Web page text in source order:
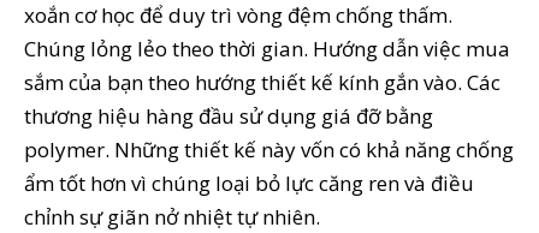
xoắn cơ học để duy trì vòng đệm chống thấm.
Chúng lỏng lẻo theo thời gian. Hướng dẫn việc mua
sắm của bạn theo hướng thiết kế kính gắn vào. Các
thương hiệu hàng đầu sử dụng giá đỡ bằng
polymer. Những thiết kế này vốn có khả năng chống
ẩm tốt hơn vì chúng loại bỏ lực căng ren và điều
chỉnh sự giãn nở nhiệt tự nhiên.